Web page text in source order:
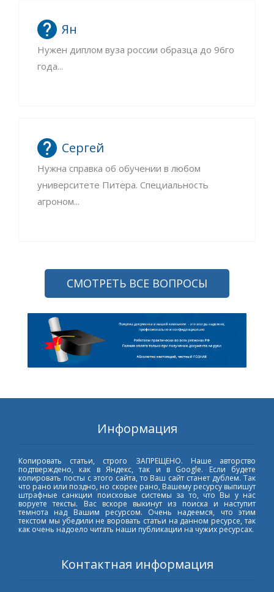
Ян
Нужен диплом вуза россии образца до 96го
года...
Сергей
Нужна справка об обучении в любом
университете Питера. Специальность
агроном...
СМОТРЕТЬ ВСЕ ВОПРОСЫ
Информация
Копировать статьи, строго ЗАПРЕЩЕНО. Наше авторство
подтверждено, как в Яндекс, так и в Google. Если будете
копировать посты с этого сайта, то Ваш сайт станет дублем. Так
что рано или поздно, но скорее рано, Вашему ресурсу выпишут
штрафные санкции поисковые системы за то, что Вы у нас
воруете тексты. Вас вскоре выкинут из поиска и наступит
темнота над Вашим ресурсом. Очень надеемся, что этим
текстом мы убедили не воровать статьи на данном ресурсе, так
как очень надоело читать наши публикации на чужих ресурсах.
Контактная информация